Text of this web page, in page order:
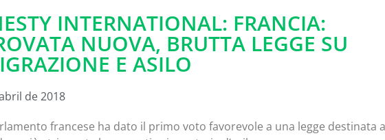
INTERNATIONAL: FRANCIA:
NUOVA, BRUTTA LEGGE SU
E ASILO
de 2018
francese ha dato il primo voto favorevole a una legge destinata a